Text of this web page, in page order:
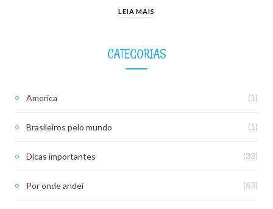
LEIA MAIS
CATEGORIAS
America (1)
Brasileiros pelo mundo (1)
Dicas importantes (33)
Por onde andei (63)